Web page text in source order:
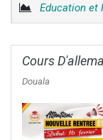
Education et
Cours
Douala